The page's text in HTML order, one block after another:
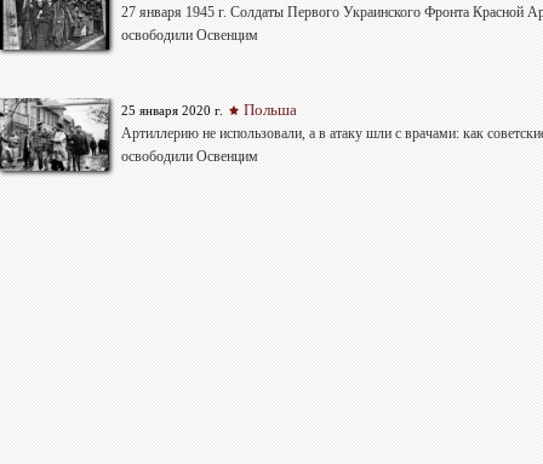
27 января 1945 г. Солдаты Первого Украинского Фронта Красной
освободили Освенцим
25 января 2020 г. Польша
Артиллерию не использовали, а в атаку шли с врачами: как
освободили Освенцим